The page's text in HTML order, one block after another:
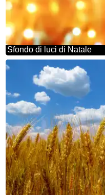
Sfondo di luci di Natale